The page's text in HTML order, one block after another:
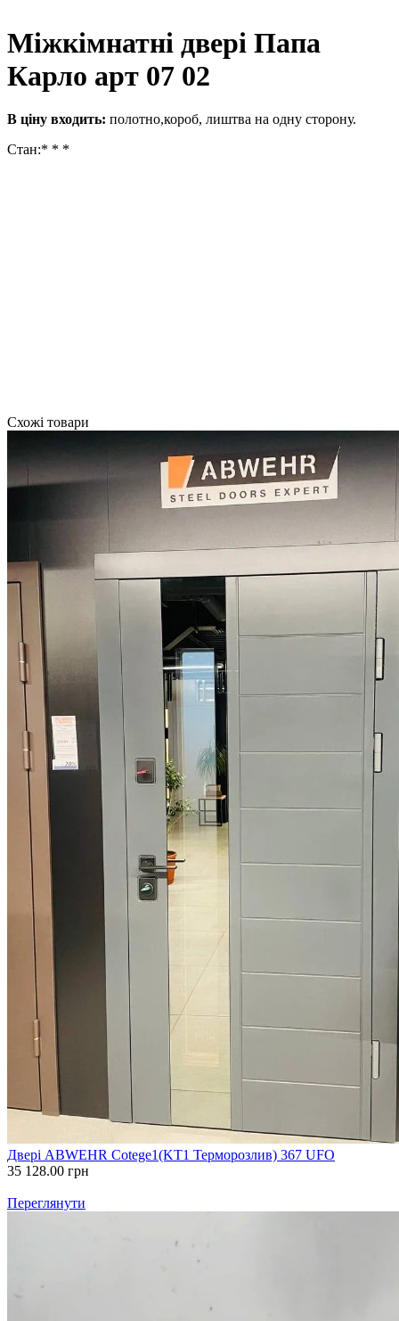
Міжкімнатні двері Папа
Карло арт 07 02
В ціну входить: полотно,короб, лиштва на одну сторону.
Стан:* * *
Схожі товари
Двері ABWEHR Cotege1(KT1 Терморозлив) 367 UFO
35 128.00 грн
Переглянути